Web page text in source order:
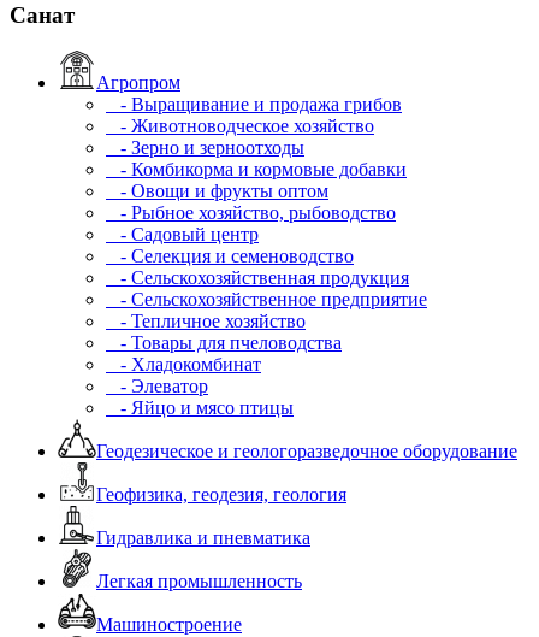
Санат
Агропром
- Выращивание и продажа грибов
- Животноводческое хозяйство
- Зерно и зерноотходы
- Комбикорма и кормовые добавки
- Овощи и фрукты оптом
- Рыбное хозяйство, рыбоводство
- Садовый центр
- Селекция и семеноводство
- Сельскохозяйственная продукция
- Сельскохозяйственное предприятие
- Тепличное хозяйство
- Товары для пчеловодства
- Хладокомбинат
- Элеватор
- Яйцо и мясо птицы
Геодезическое и геологоразведочное оборудование
Геофизика, геодезия, геология
Гидравлика и пневматика
Легкая промышленность
Машиностроение